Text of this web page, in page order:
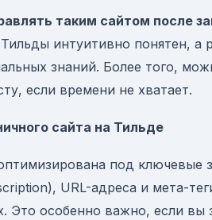
таким сайтом после
интуитивно понятен, а
знаний. Более того,
если времени не хватает.
сайта на Тильде
под ключевые
URL-адреса и мета-
Это особенно важно, если вы